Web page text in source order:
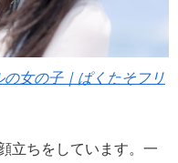
女の子｜ぱくたそフリ
立ちをしています。一